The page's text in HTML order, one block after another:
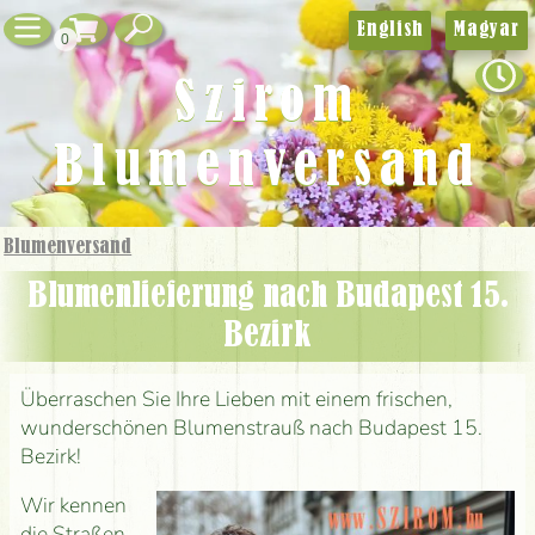
0
Blumenversand
Blumenlieferung nach Budapest 15.
Bezirk
Überraschen Sie Ihre Lieben mit einem frischen,
wunderschönen Blumenstrauß nach Budapest 15.
Bezirk!
Wir kennen
English Magyar
Szirom
Blumenversand